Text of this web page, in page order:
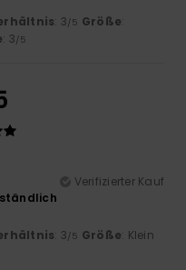
: 3/5 Größe:
: 3/5
Verifizierter Kauf
: 3/5 Größe: Klein